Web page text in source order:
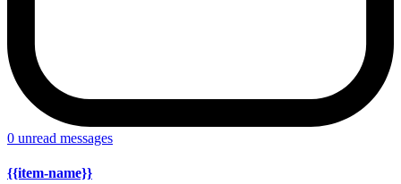
0 unread messages
{{item-name}}